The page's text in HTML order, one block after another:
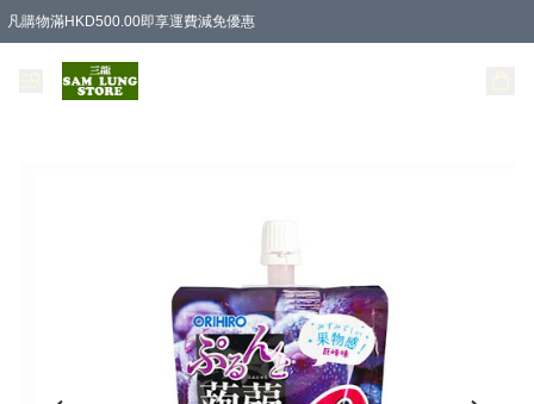
凡購物滿HKD500.00即享運費減免優惠